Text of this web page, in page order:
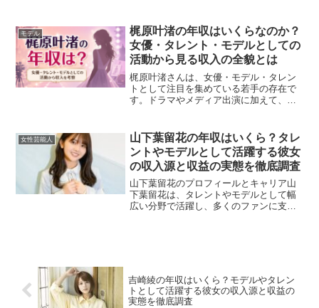
のように構成されているのか気になると
ころです。この記事では、前...
モデル
梶原叶渚の年収はいくらなのか？
女優・タレント・モデルとしての
活動から見る収入の全貌とは
梶原叶渚さんは、女優・モデル・タレン
トとして注目を集めている若手の存在で
す。ドラマやメディア出演に加えて、フ
で活躍の幅を広げています。そのため、
「梶原叶渚さんの年収...
女性芸能人
山下葉留花の年収はいくら？タレ
ントやモデルとして活躍する彼女
の収入源と収益の実態を徹底調査
山下葉留花のプロフィールとキャリア山
下葉留花は、タレントやモデルとして幅
広い分野で活躍し、多くのファンに支持
吉崎綾の年収はいくら？モデルやタレン
トとして活躍する彼女の収入源と収益の
実態を徹底調査